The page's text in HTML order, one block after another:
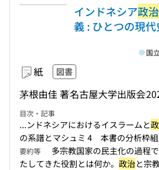
インドネシア政治
義 : ひとつの現代
紙 図書
茅根由佳 著名古屋大学出版会
国
目次・記事
...ンドネシアにおけるイスラームと
の系譜とマシュミ 4 本書の分析枠
要約等
多宗教国家の民主化の過程
たしてきた役割とは何か。 政治と宗